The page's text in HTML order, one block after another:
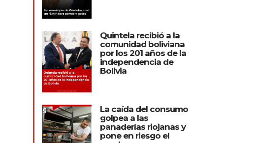
Quintela recibió a la
comunidad boliviana
por los 201 años de la
independencia de
Bolivia
La caída del consumo
golpea a las
panaderías riojanas y
pone en riesgo el